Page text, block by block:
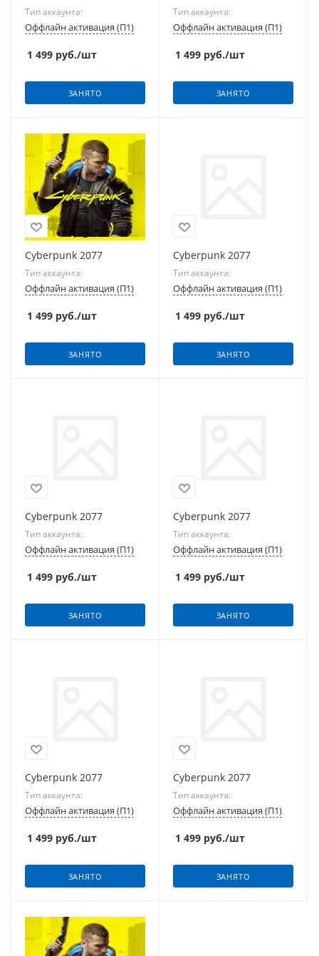
Тип аккаунта:
Оффлайн активация (П1)
1 499 руб./шт
ЗАНЯТО
Тип аккаунта:
Оффлайн активация (П1)
1 499 руб./шт
ЗАНЯТО
Cyberpunk 2077
Тип аккаунта:
Оффлайн активация (П1)
1 499 руб./шт
ЗАНЯТО
Cyberpunk 2077
Тип аккаунта:
Оффлайн активация (П1)
1 499 руб./шт
ЗАНЯТО
Cyberpunk 2077
Тип аккаунта:
Оффлайн активация (П1)
1 499 руб./шт
ЗАНЯТО
Cyberpunk 2077
Тип аккаунта:
Оффлайн активация (П1)
1 499 руб./шт
ЗАНЯТО
Cyberpunk 2077
Тип аккаунта:
Оффлайн активация (П1)
1 499 руб./шт
ЗАНЯТО
Cyberpunk 2077
Тип аккаунта:
Оффлайн активация (П1)
1 499 руб./шт
ЗАНЯТО